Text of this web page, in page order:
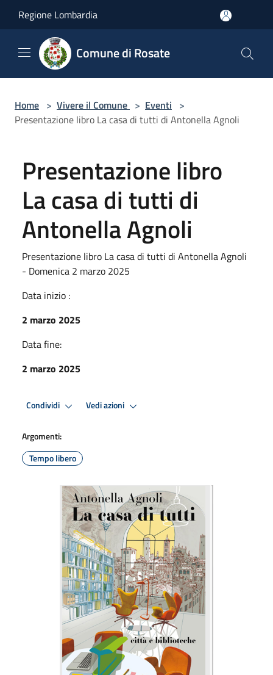
Regione Lombardia
Comune di Rosate
Home > Vivere il Comune > Eventi >
Presentazione libro La casa di tutti di Antonella Agnoli
Presentazione libro
La casa di tutti di
Antonella Agnoli
Presentazione libro La casa di tutti di Antonella Agnoli
- Domenica 2 marzo 2025
Data inizio :
2 marzo 2025
Data fine:
2 marzo 2025
Condividi Vedi azioni
Argomenti:
Tempo libero